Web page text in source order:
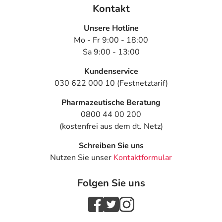
Augentropfen enthalten?
Hyaluron AL Gel Augentropfen enthalten
Natriumhyaluronat 0,3 %, Natriumchlorid, Natriumcitrat,
Anwendung
Bei Bedarf 3-5 mal täglich 1 Tropfen in den
Bindehautsack des Auges eintropfen.
Inhaltsstoffe
Natriumhyaluronat 0,3 %
Sonstige Bestandteile: Natriumcitrat, Citronensäure und
Kontakt
Unsere Hotline
Mo - Fr 9:00 - 18:00
Sa 9:00 - 13:00
Kundenservice
030 622 000 10 (Festnetztarif)
Pharmazeutische Beratung
0800 44 00 200
(kostenfrei aus dem dt. Netz)
Schreiben Sie uns
Nutzen Sie unser Kontaktformular
Folgen Sie uns